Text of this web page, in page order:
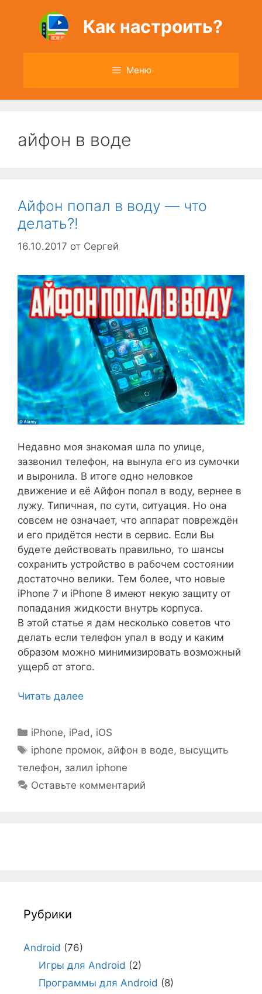
содержимому
Как настроить?
Меню
айфон в воде
Айфон попал в воду — что
делать?!
16.10.2017 от Сергей
Недавно моя знакомая шла по улице,
зазвонил телефон, на вынула его из сумочки
и выронила. В итоге одно неловкое
движение и её Айфон попал в воду, вернее в
лужу. Типичная, по сути, ситуация. Но она
совсем не означает, что аппарат повреждён
и его придётся нести в сервис. Если Вы
будете действовать правильно, то шансы
сохранить устройство в рабочем состоянии
достаточно велики. Тем более, что новые
iPhone 7 и iPhone 8 имеют некую защиту от
попадания жидкости внутрь корпуса.
В этой статье я дам несколько советов что
делать если телефон упал в воду и каким
образом можно минимизировать возможный
ущерб от этого.
Читать далее
Рубрики
iPhone, iPad, iOS
Метки
iphone промок, айфон в воде, высущить
телефон, залил iphone
Оставьте комментарий
Рубрики
Android (76)
Игры для Android (2)
Программы для Android (8)